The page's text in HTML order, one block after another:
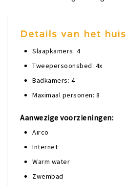
Details van het huis
Slaapkamers: 4
Tweepersoonsbed: 4x
Badkamers: 4
Maximaal personen: 8
Aanwezige voorzieningen:
Airco
Internet
Warm water
Zwembad